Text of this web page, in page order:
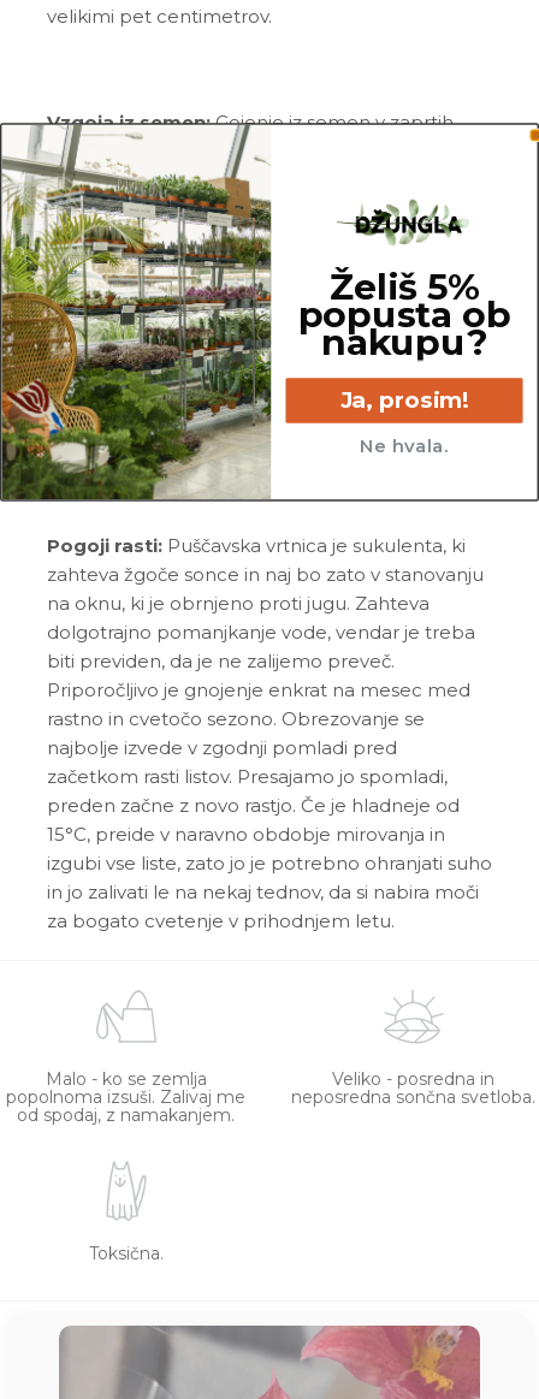
velikimi pet centimetrov.
Vzgoja iz semen:Gojenje iz semen v zaprtih
prostorih je možno vse leto. Semena
neposredno potresemo na vlažno zemljo in jih le
rahlo pokrijemo z zemljo. Posodo s semeni
pokrijte s folijo za živila in naredite nekaj lukenj v
folijo. To ščiti tla pred izsušitvijo. Vsake dva do tri
dni za 2 uri odstranite folijo. S tem preprečimo
nastanek plesni na rastni zemlji. Lonec s semeni
postavimo na svetlo in toplo mesto s
temperaturo med 20° in 25°C, substrat pa naj bo
vlažen, a ne moker. Po tednu ali dveh se bodo
pojavile prve sadike.
Pogoji rasti:Puščavska vrtnica je sukulenta, ki
zahteva žgoče sonce in naj bo zato v stanovanju
na oknu, ki je obrnjeno proti jugu. Zahteva
dolgotrajno pomanjkanje vode, vendar je treba
biti previden, da je ne zalijemo preveč.
Priporočljivo je gnojenje enkrat na mesec med
rastno in cvetočo sezono. Obrezovanje se
najbolje izvede v zgodnji pomladi pred
začetkom rasti listov. Presajamo jo spomladi,
preden začne z novo rastjo. Če je hladneje od
15°C, preide v naravno obdobje mirovanja in
izgubi vse liste, zato jo je potrebno ohranjati suho
in jo zalivati le na nekaj tednov, da si nabira moči
za bogato cvetenje v prihodnjem letu.
Malo - ko se zemlja
popolnoma izsuši. Zalivaj me
od spodaj, z namakanjem.
Veliko - posredna in
neposredna sončna svetloba.
Toksična.
Želiš 5%
popusta ob
nakupu?
Ja, prosim!
Ne hvala.